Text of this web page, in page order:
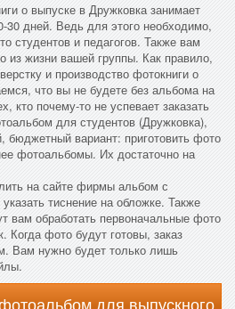
о выпуске в Дружковка занимает
дней. Ведь для этого необходимо,
студентов и педагогов. Также вам
из жизни вашей группы. Как правило,
и производство фотокниги о
что вы не будете без альбома на
кто почему-то не успевает заказать
для студентов (Дружковка),
бюджетный вариант: приготовить фото
фотоальбомы. Их достаточно на
на сайте фирмы альбом с
тиснение на обложке. Также
вам обработать первоначальные фото
Когда фото будут готовы, заказ
Вам нужно будет только лишь
для выпускного